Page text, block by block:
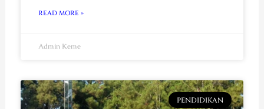
READ MORE »
Admin Keme
PENDIDIKAN